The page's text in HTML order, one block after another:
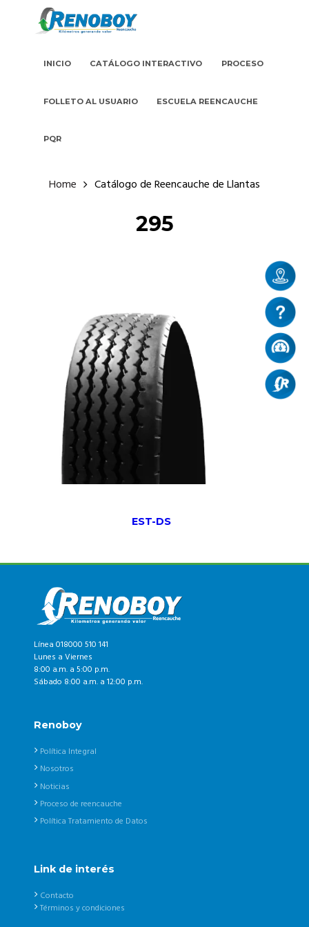
INICIO CATÁLOGO INTERACTIVO PROCESO
FOLLETO AL USUARIO ESCUELA REENCAUCHE
PQR
Home Catálogo de Reencauche de Llantas
295
EST-DS
Línea 018000 510 141
Lunes a Viernes
8:00 a.m. a 5:00 p.m.
Sábado 8:00 a.m. a 12:00 p.m.
Renoboy
Política Integral
Nosotros
Noticias
Proceso de reencauche
Política Tratamiento de Datos
Link de interés
Contacto
Términos y condiciones